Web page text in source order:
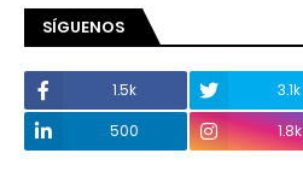
SÍGUENOS
1.5k 3.1k
500
1.8k